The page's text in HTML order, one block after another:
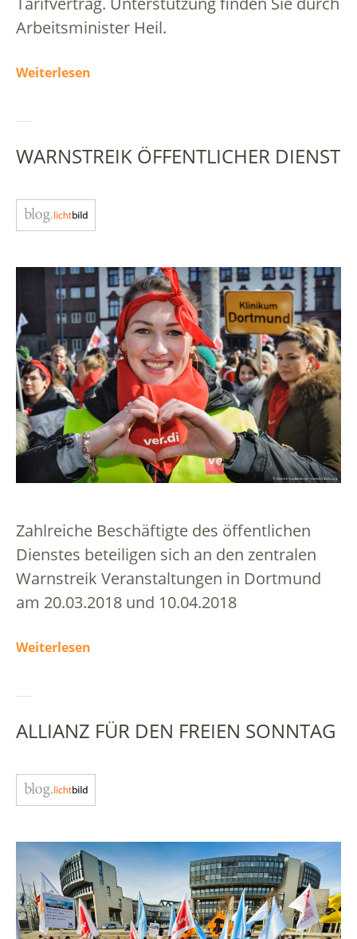
Arbeitsminister Heil.
Weiterlesen
WARNSTREIK ÖFFENTLICHER DIENST
Zahlreiche Beschäftigte des öffentlichen
Dienstes beteiligen sich an den zentralen
Warnstreik Veranstaltungen in Dortmund
am 20.03.2018 und 10.04.2018
Weiterlesen
ALLIANZ FÜR DEN FREIEN SONNTAG